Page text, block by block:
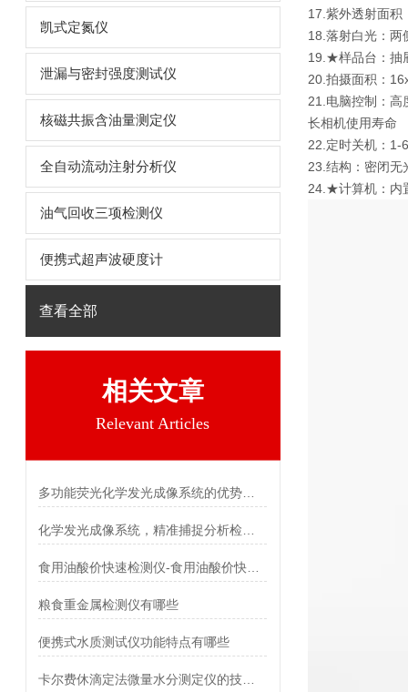
凯式定氮仪
泄漏与密封强度测试仪
核磁共振含油量测定仪
全自动流动注射分析仪
油气回收三项检测仪
便携式超声波硬度计
查看全部
相关文章
Relevant Articles
粮食重金属检测仪有哪些
便携式水质测试仪功能特点有哪些
17.紫外透射面积
18.落射白光：两
19.★样品台：抽
20.拍摄面积：
21.电脑控制：高
长相机使用寿命
22.定时关机：1-
23.结构：密闭无
24.★计算机：内